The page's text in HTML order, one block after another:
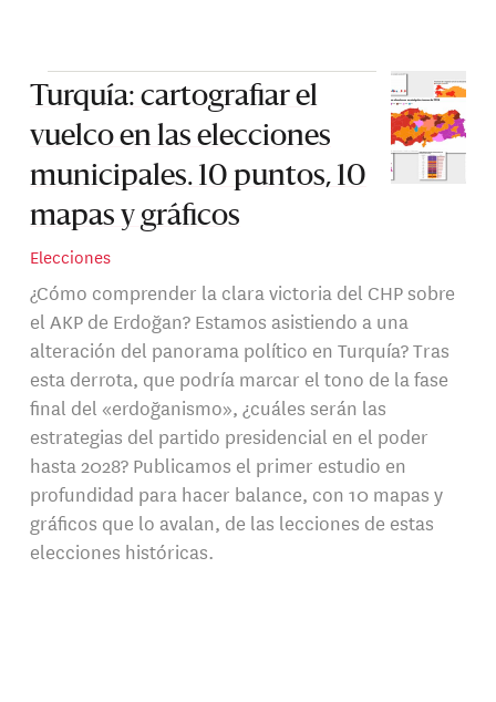
Turquía: cartografiar el
vuelco en las elecciones
municipales. 10 puntos, 10
mapas y gráficos
Elecciones
¿Cómo comprender la clara victoria del CHP sobre
el AKP de Erdoğan? Estamos asistiendo a una
alteración del panorama político en Turquía? Tras
esta derrota, que podría marcar el tono de la fase
final del «erdoğanismo», ¿cuáles serán las
estrategias del partido presidencial en el poder
hasta 2028? Publicamos el primer estudio en
profundidad para hacer balance, con 10 mapas y
gráficos que lo avalan, de las lecciones de estas
elecciones históricas.